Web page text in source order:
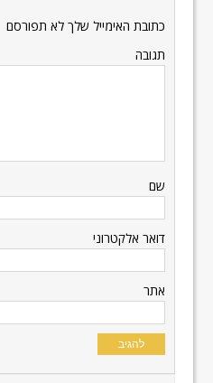
כתובת האימייל שלך לא תפורסם
תגובה
שם
דואר אלקטרוני
אתר